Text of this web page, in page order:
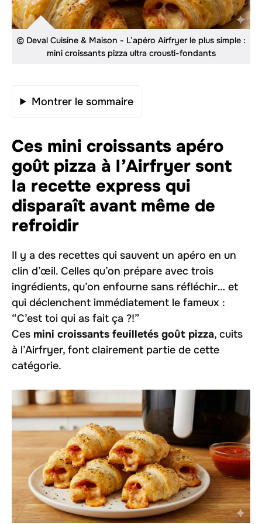
© Deval Cuisine & Maison - L’apéro Airfryer le plus simple :
mini croissants pizza ultra crousti-fondants
Montrer le sommaire
Ces mini croissants apéro
goût pizza à l’Airfryer sont
la recette express qui
disparaît avant même de
refroidir
Il y a des recettes qui sauvent un apéro en un
clin d’œil. Celles qu’on prépare avec trois
ingrédients, qu’on enfourne sans réfléchir… et
qui déclenchent immédiatement le fameux :
“C’est toi qui as fait ça ?!”
Ces mini croissants feuilletés goût pizza, cuits
à l’Airfryer, font clairement partie de cette
catégorie.